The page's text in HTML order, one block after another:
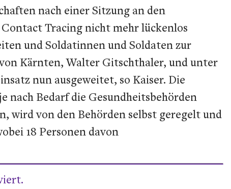
nach einer Sitzung an den
Tracing nicht mehr lückenlos
und Soldatinnen und Soldaten zur
Kärnten, Walter Gitschthaler, und unter
nun ausgeweitet, so Kaiser. Die
Bedarf die Gesundheitsbehörden
wird von den Behörden selbst geregelt und
18 Personen davon